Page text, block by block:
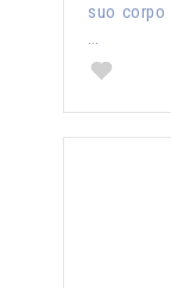
suo
…